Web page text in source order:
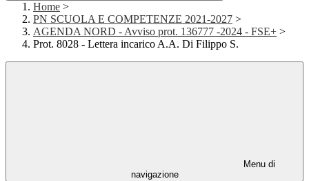
Home >
PN SCUOLA E COMPETENZE 2021-2027 >
AGENDA NORD - Avviso prot. 136777 -2024 - FSE+ >
Prot. 8028 - Lettera incarico A.A. Di Filippo S.
Menu di
navigazione